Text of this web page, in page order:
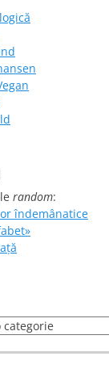
random:
îndemânatice